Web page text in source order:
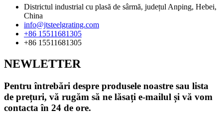
Districtul industrial cu plasă de sârmă, județul Anping, Hebei,
China
info@jtsteelgrating.com
+86 15511681305
+86 15511681305
NEWLETTER
Pentru întrebări despre produsele noastre sau lista
de prețuri, vă rugăm să ne lăsați e-mailul și vă vom
contacta în 24 de ore.